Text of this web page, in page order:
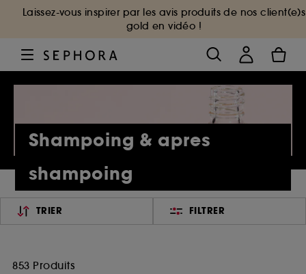
Laissez-vous inspirer par les avis produits de nos client(e)s
gold en vidéo !
Shampoing & apres
shampoing
TRIER FILTRER
853 Produits